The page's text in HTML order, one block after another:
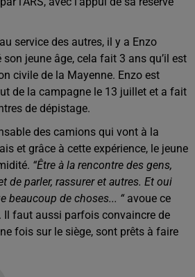
service des autres, il y a Enzo
jeune âge, cela fait 3 ans qu’il est
civile de la Mayenne. Enzo est
de la campagne le 13 juillet et a fait
de dépistage.
des camions qui vont à la
et grâce à cette expérience, le jeune
“Être à la rencontre des gens,
de parler, rassurer et autres. Et oui
beaucoup de choses... “avoue ce
Il faut aussi parfois convaincre de
fois sur le siège, sont prêts à faire